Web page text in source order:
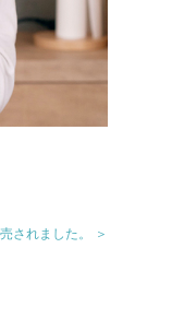
されました。 ＞